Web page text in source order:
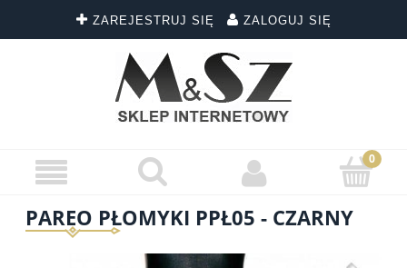
ZAREJESTRUJ SIĘ ZALOGUJ SIĘ
PAREO PŁOMYKI PPŁ05 - CZARNY